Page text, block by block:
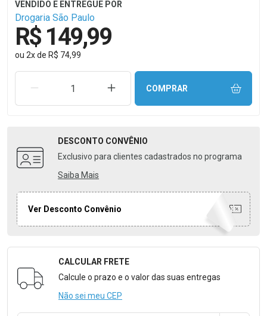
Drogaria São Paulo
R$ 149,99
ou 2xde R$ 74,99
REMOVER UMA UNIDADEAUMENTAR UMA UNIDADE
COMPRAR
DESCONTO CONVÊNIO
Exclusivo para clientes cadastrados no programa
Saiba Mais
Ver Desconto Convênio
Formulário para Calcular o Frete
CALCULAR FRETE
Calcule o prazo e o valor das suas entregas
Não sei meu CEP